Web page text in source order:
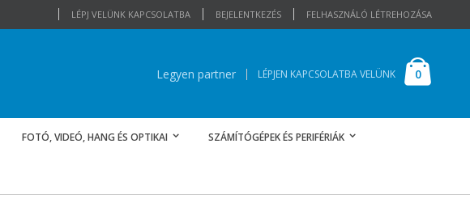
LÉPJ VELÜNK KAPCSOLATBA BEJELENTKEZÉS FELHASZNÁLÓ LÉTREHOZÁSA
0elemek
Legyen partner LÉPJEN KAPCSOLATBA VELÜNK
FOTÓ, VIDEÓ, HANG ÉS OPTIKAI SZÁMÍTÓGÉPEK ÉS PERIFÉRIÁK